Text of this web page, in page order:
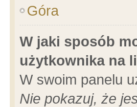
Góra
W jaki sposób
użytkownika na
W swoim panelu
Nie pokazuj, że